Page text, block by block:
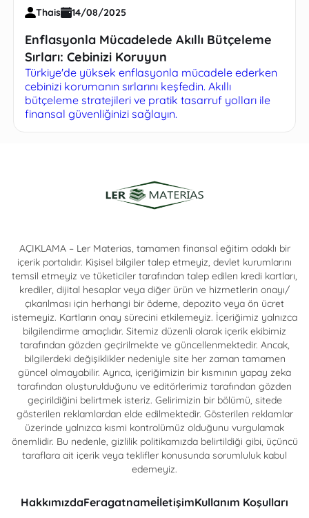
Thais 14/08/2025
Enflasyonla Mücadelede Akıllı Bütçeleme
Sırları: Cebinizi Koruyun
Türkiye'de yüksek enflasyonla mücadele ederken
cebinizi korumanın sırlarını keşfedin. Akıllı
bütçeleme stratejileri ve pratik tasarruf yolları ile
finansal güvenliğinizi sağlayın.
AÇIKLAMA – Ler Materias, tamamen finansal eğitim odaklı bir
içerik portalıdır. Kişisel bilgiler talep etmeyiz, devlet kurumlarını
temsil etmeyiz ve tüketiciler tarafından talep edilen kredi kartları,
krediler, dijital hesaplar veya diğer ürün ve hizmetlerin onayı/
çıkarılması için herhangi bir ödeme, depozito veya ön ücret
istemeyiz. Kartların onay sürecini etkilemeyiz. İçeriğimiz yalnızca
bilgilendirme amaçlıdır. Sitemiz düzenli olarak içerik ekibimiz
tarafından gözden geçirilmekte ve güncellenmektedir. Ancak,
bilgilerdeki değişiklikler nedeniyle site her zaman tamamen
güncel olmayabilir. Ayrıca, içeriğimizin bir kısmının yapay zeka
tarafından oluşturulduğunu ve editörlerimiz tarafından gözden
geçirildiğini belirtmek isteriz. Gelirimizin bir bölümü, sitede
gösterilen reklamlardan elde edilmektedir. Gösterilen reklamlar
üzerinde yalnızca kısmi kontrolümüz olduğunu vurgulamak
önemlidir. Bu nedenle, gizlilik politikamızda belirtildiği gibi, üçüncü
taraflara ait içerik veya teklifler konusunda sorumluluk kabul
edemeyiz.
HakkımızdaFeragatnameİletişimKullanım Koşulları